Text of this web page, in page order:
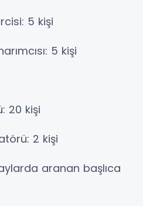
5 kişi
5 kişi
20 kişi
2 kişi
aranan başlıca